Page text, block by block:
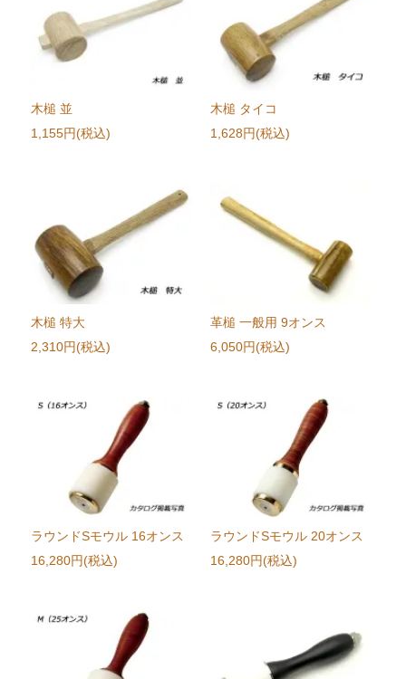
木槌 並
1,155円(税込)
木槌 タイコ
1,628円(税込)
木槌 特大
2,310円(税込)
革槌 一般用 9オンス
6,050円(税込)
ラウンドSモウル 16オンス
16,280円(税込)
ラウンドSモウル 20オンス
16,280円(税込)